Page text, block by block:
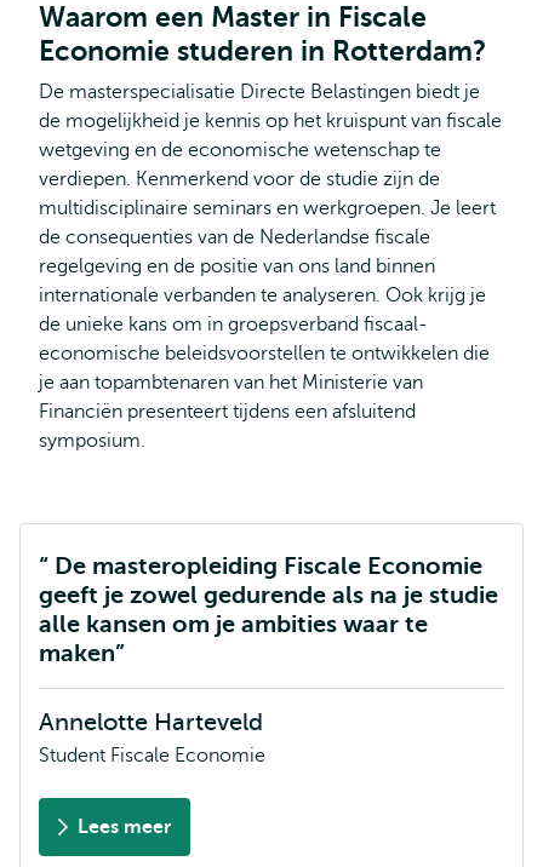
Waarom een Master in Fiscale
Economie studeren in Rotterdam?
De masterspecialisatie Directe Belastingen biedt je
de mogelijkheid je kennis op het kruispunt van fiscale
wetgeving en de economische wetenschap te
verdiepen. Kenmerkend voor de studie zijn de
multidisciplinaire seminars en werkgroepen. Je leert
de consequenties van de Nederlandse fiscale
regelgeving en de positie van ons land binnen
internationale verbanden te analyseren. Ook krijg je
de unieke kans om in groepsverband fiscaal-
economische beleidsvoorstellen te ontwikkelen die
je aan topambtenaren van het Ministerie van
Financiën presenteert tijdens een afsluitend
symposium.
De masteropleiding Fiscale Economie
geeft je zowel gedurende als na je studie
alle kansen om je ambities waar te
maken
Annelotte Harteveld
Student Fiscale Economie
Lees meer
Annelotte